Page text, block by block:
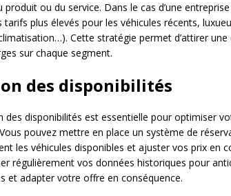
produit ou du service. Dans le cas d’une
tarifs plus élevés pour les véhicules récents,
Cette stratégie permet d’attirer
sur chaque segment.
des disponibilités
des disponibilités est essentielle pour optimiser
pouvez mettre en place un système de
les véhicules disponibles et ajuster vos prix en
régulièrement vos données historiques pour
et adapter votre offre en conséquence.